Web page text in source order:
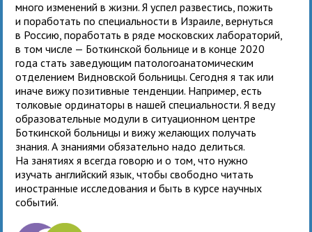
много изменений в жизни. Я успел развестись, пожить
и поработать по специальности в Израиле, вернуться
в Россию, поработать в ряде московских лабораторий,
в том числе — Боткинской больнице и в конце 2020
года стать заведующим патологоанатомическим
отделением Видновской больницы. Сегодня я так или
иначе вижу позитивные тенденции. Например, есть
толковые ординаторы в нашей специальности. Я веду
образовательные модули в ситуационном центре
Боткинской больницы и вижу желающих получать
знания. А знаниями обязательно надо делиться.
На занятиях я всегда говорю и о том, что нужно
изучать английский язык, чтобы свободно читать
иностранные исследования и быть в курсе научных
событий.